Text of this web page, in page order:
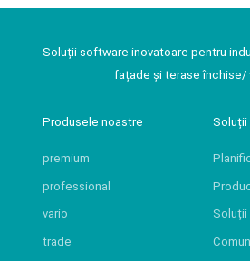
Soluții software inovatoare pentru
fațade și terase închise/
Produsele noastre
premium
professional
vario
trade
Soluții
Soluții